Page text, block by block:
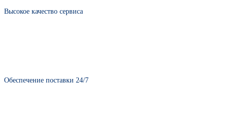
Высокое качество сервиса
Обеспечение поставки 24/7